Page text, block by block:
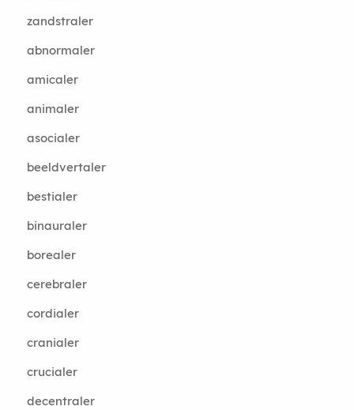
zandstraler
abnormaler
amicaler
animaler
asocialer
beeldvertaler
bestialer
binauraler
borealer
cerebraler
cordialer
cranialer
crucialer
decentraler